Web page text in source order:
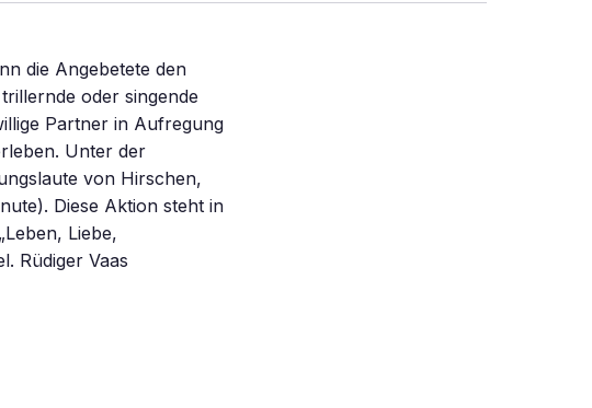
die Angebetete den
oder singende
Partner in Aufregung
Unter der
von Hirschen,
Diese Aktion steht in
Liebe,
Rüdiger Vaas